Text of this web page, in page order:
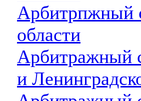
Арбитрпжный
области
Арбитражный
и